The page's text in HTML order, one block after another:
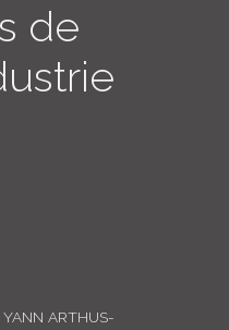
ENGLISH
de
ARTHUS-